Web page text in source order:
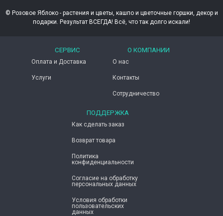
© Розовое Яблоко - растения и цветы, кашпо и цветочные горшки, декор и
подарки. Результат ВСЕГДА! Всё, что так долго искали!
СЕРВИС
Оплата и Доставка
Услуги
О КОМПАНИИ
О нас
Контакты
Сотрудничество
ПОДДЕРЖКА
Как сделать заказ
Возврат товара
Политика
конфиденциальности
Согласие ​на обработку
персональных данных
Условия обработки
пользовательских
данных